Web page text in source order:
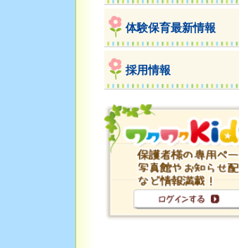
体験保育最新情報
採用情報